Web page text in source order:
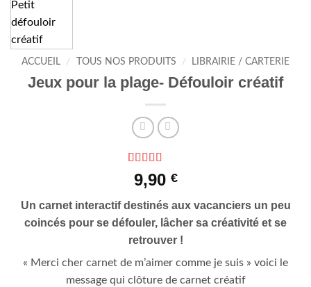
ACCUEIL / TOUS NOS PRODUITS / LIBRAIRIE / CARTERIE
Jeux pour la plage- Défouloir créatif
Noté5sur 5
basé sur
client
9,90 €
Un carnet interactif destinés aux vacanciers un peu
coincés pour se défouler, lâcher sa créativité et se
retrouver !
« Merci cher carnet de m’aimer comme je suis » voici le
message qui clôture de carnet créatif